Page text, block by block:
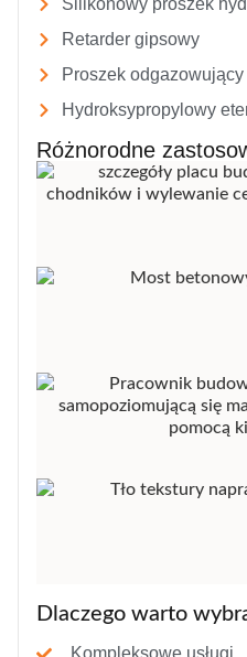
Silikonowy proszek
Retarder gipsowy
Proszek odgazowujący
Hydroksypropylowy
Różnorodne
Dlaczego warto